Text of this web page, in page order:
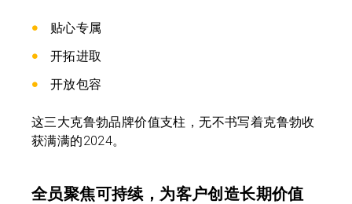
贴心专属
开拓进取
开放包容
这三大克鲁勃品牌价值支柱，无不书写着克鲁勃收
获满满的2024。
全员聚焦可持续，为客户创造长期价值